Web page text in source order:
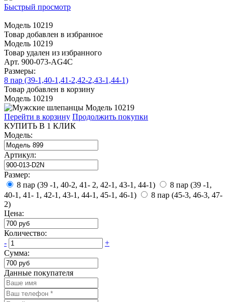
Быстрый просмотр
Модель 10219
Товар добавлен в избранное
Модель 10219
Товар удален из избранного
Арт. 900-073-AG4C
Размеры:
8 пар (39-1,40-1,41-2,42-2,43-1,44-1)
Товар добавлен в корзину
Модель 10219
Перейти в корзину Продолжить покупки
КУПИТЬ В 1 КЛИК
Модель:
Артикул:
Размер:
8 пар (39 -1, 40-2, 41- 2, 42-1, 43-1, 44-1)
8 пар (39 -1,
40-1, 41- 1, 42-1, 43-1, 44-1, 45-1, 46-1)
8 пар (45-3, 46-3, 47-
2)
Цена:
Количество:
-
+
Сумма:
Данные покупателя